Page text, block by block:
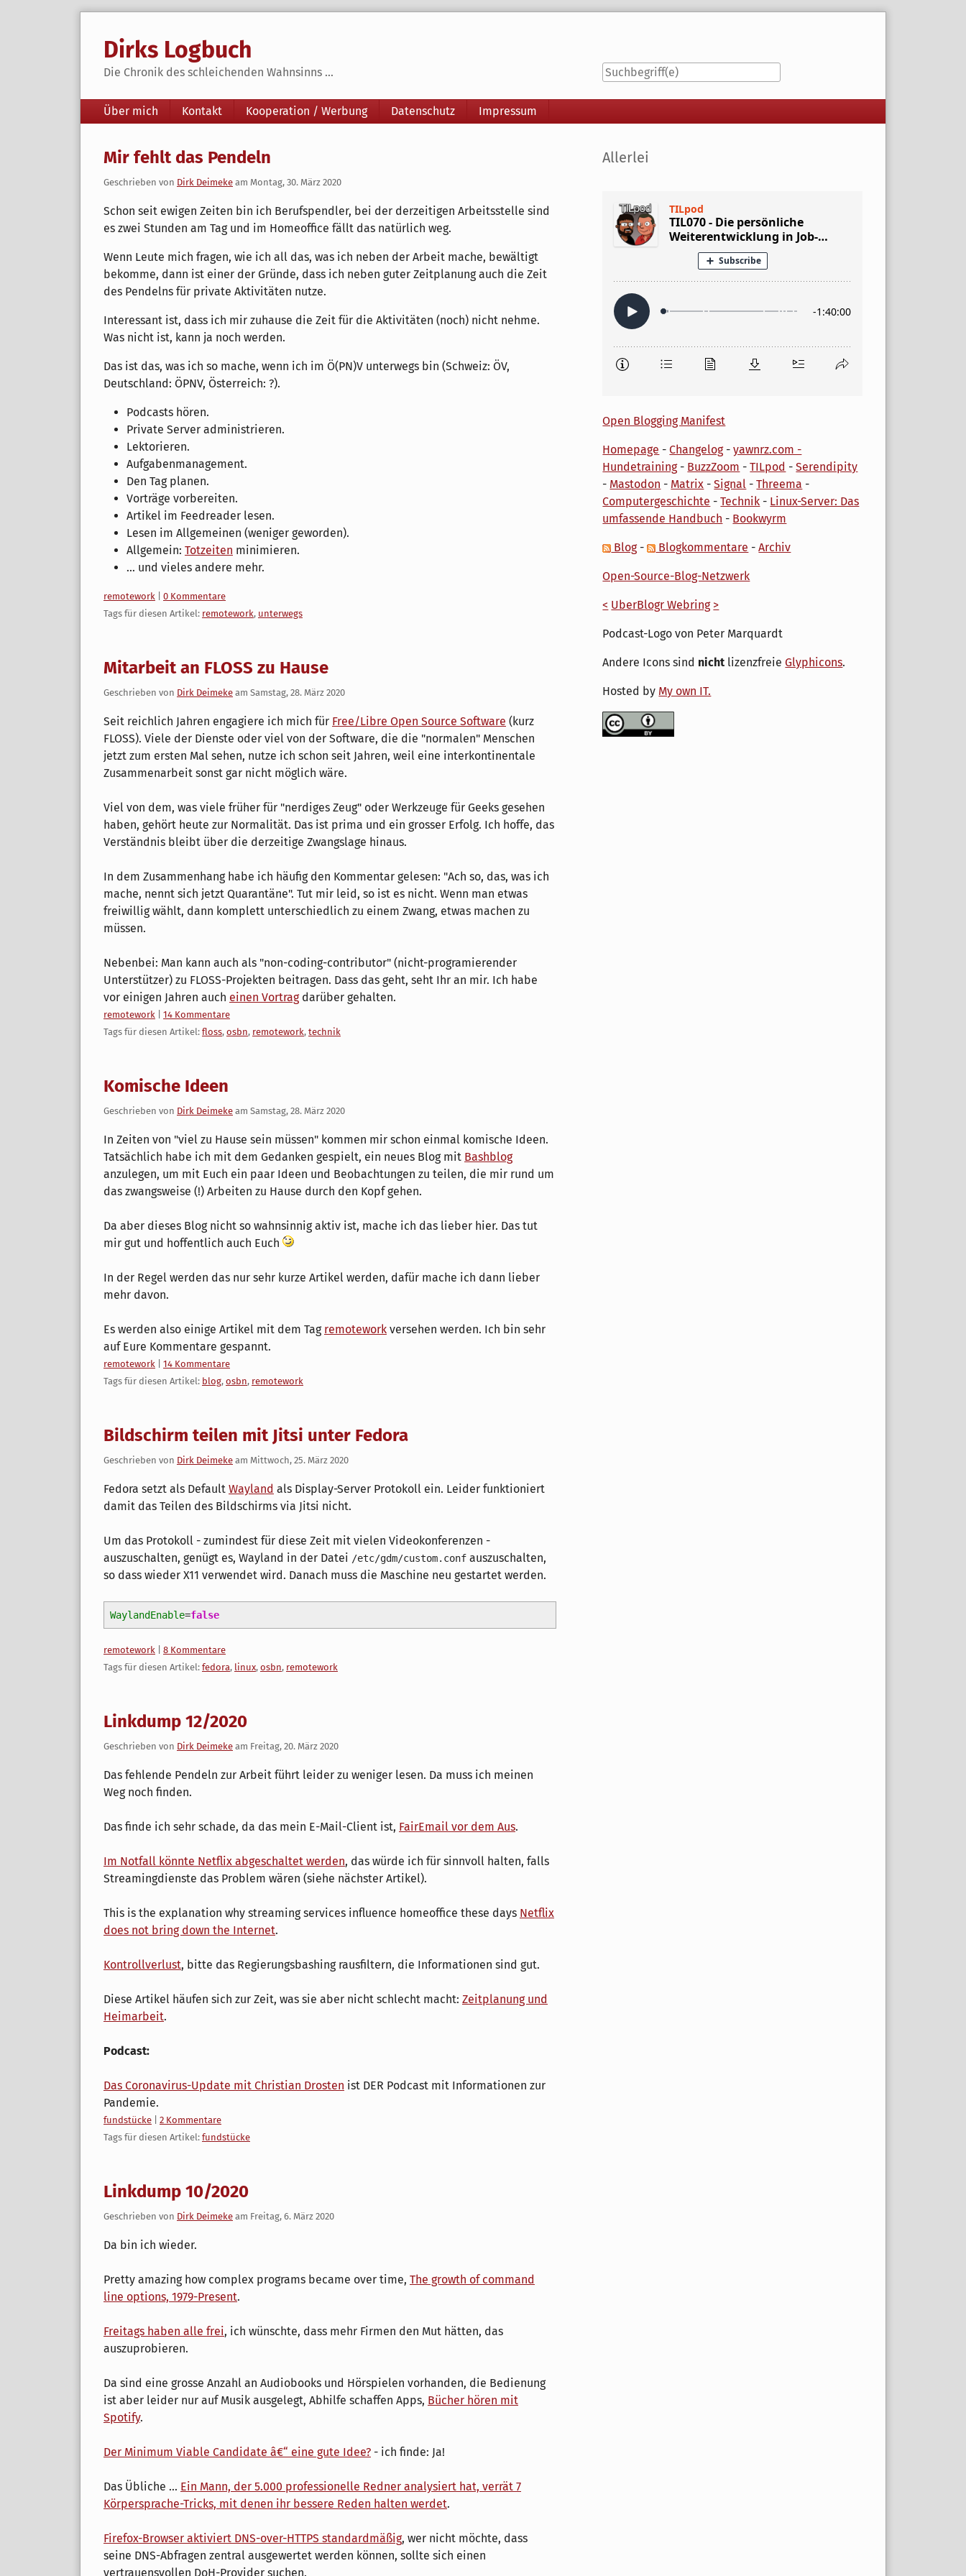
Dirks Logbuch
Die Chronik des schleichenden Wahnsinns ...
Navigation
Über mich Kontakt Kooperation / Werbung Datenschutz Impressum
Mir fehlt das Pendeln
Geschrieben von Dirk Deimeke am Montag, 30. März 2020
Schon seit ewigen Zeiten bin ich Berufspendler, bei der derzeitigen Arbeitsstelle sind
es zwei Stunden am Tag und im Homeoffice fällt das natürlich weg.
Wenn Leute mich fragen, wie ich all das, was ich neben der Arbeit mache, bewältigt
bekomme, dann ist einer der Gründe, dass ich neben guter Zeitplanung auch die Zeit
des Pendelns für private Aktivitäten nutze.
Interessant ist, dass ich mir zuhause die Zeit für die Aktivitäten (noch) nicht nehme.
Was nicht ist, kann ja noch werden.
Das ist das, was ich so mache, wenn ich im Ö(PN)V unterwegs bin (Schweiz: ÖV,
Deutschland: ÖPNV, Österreich: ?).
Podcasts hören.
Private Server administrieren.
Lektorieren.
Aufgabenmanagement.
Den Tag planen.
Vorträge vorbereiten.
Artikel im Feedreader lesen.
Lesen im Allgemeinen (weniger geworden).
Allgemein: Totzeiten minimieren.
... und vieles andere mehr.
Kategorien:
remotework
0 Kommentare
Tags für diesen Artikel: remotework, unterwegs
Mitarbeit an FLOSS zu Hause
Geschrieben von Dirk Deimeke am Samstag, 28. März 2020
Seit reichlich Jahren engagiere ich mich für Free/Libre Open Source Software (kurz
FLOSS). Viele der Dienste oder viel von der Software, die die "normalen" Menschen
jetzt zum ersten Mal sehen, nutze ich schon seit Jahren, weil eine interkontinentale
Zusammenarbeit sonst gar nicht möglich wäre.
Viel von dem, was viele früher für "nerdiges Zeug" oder Werkzeuge für Geeks gesehen
haben, gehört heute zur Normalität. Das ist prima und ein grosser Erfolg. Ich hoffe, das
Verständnis bleibt über die derzeitige Zwangslage hinaus.
In dem Zusammenhang habe ich häufig den Kommentar gelesen: "Ach so, das, was ich
mache, nennt sich jetzt Quarantäne". Tut mir leid, so ist es nicht. Wenn man etwas
freiwillig wählt, dann komplett unterschiedlich zu einem Zwang, etwas machen zu
müssen.
Nebenbei: Man kann auch als "non-coding-contributor" (nicht-programierender
Unterstützer) zu FLOSS-Projekten beitragen. Dass das geht, seht Ihr an mir. Ich habe
vor einigen Jahren auch einen Vortragdarüber gehalten.
Kategorien:
remotework
14 Kommentare
Tags für diesen Artikel: floss, osbn, remotework, technik
Komische Ideen
Geschrieben von Dirk Deimeke am Samstag, 28. März 2020
In Zeiten von "viel zu Hause sein müssen" kommen mir schon einmal komische Ideen.
Tatsächlich habe ich mit dem Gedanken gespielt, ein neues Blog mit Bashblog
anzulegen, um mit Euch ein paar Ideen und Beobachtungen zu teilen, die mir rund um
das zwangsweise (!) Arbeiten zu Hause durch den Kopf gehen.
Da aber dieses Blog nicht so wahnsinnig aktiv ist, mache ich das lieber hier. Das tut
mir gut und hoffentlich auch Euch
In der Regel werden das nur sehr kurze Artikel werden, dafür mache ich dann lieber
mehr davon.
Es werden also einige Artikel mit dem Tag remotework versehen werden. Ich bin sehr
auf Eure Kommentare gespannt.
Kategorien:
remotework
14 Kommentare
Tags für diesen Artikel: blog, osbn, remotework
Bildschirm teilen mit Jitsi unter Fedora
Geschrieben von Dirk Deimeke am Mittwoch, 25. März 2020
Fedora setzt als Default Wayland als Display-Server Protokoll ein. Leider funktioniert
damit das Teilen des Bildschirms via Jitsi nicht.
Um das Protokoll - zumindest für diese Zeit mit vielen Videokonferenzen -
auszuschalten, genügt es, Wayland in der Datei /etc/gdm/custom.conf auszuschalten,
so dass wieder X11 verwendet wird. Danach muss die Maschine neu gestartet werden.
WaylandEnable=false
Kategorien:
remotework
8 Kommentare
Tags für diesen Artikel: fedora, linux, osbn, remotework
Linkdump 12/2020
Geschrieben von Dirk Deimeke am Freitag, 20. März 2020
Das fehlende Pendeln zur Arbeit führt leider zu weniger lesen. Da muss ich meinen
Weg noch finden.
Das finde ich sehr schade, da das mein E-Mail-Client ist, FairEmail vor dem Aus.
Im Notfall könnte Netflix abgeschaltet werden, das würde ich für sinnvoll halten, falls
Streamingdienste das Problem wären (siehe nächster Artikel).
This is the explanation why streaming services influence homeoffice these days Netflix
does not bring down the Internet.
Kontrollverlust, bitte das Regierungsbashing rausfiltern, die Informationen sind gut.
Diese Artikel häufen sich zur Zeit, was sie aber nicht schlecht macht: Zeitplanung und
Heimarbeit.
Podcast:
Das Coronavirus-Update mit Christian Drosten ist DER Podcast mit Informationen zur
Pandemie.
Kategorien:
fundstücke
2 Kommentare
Tags für diesen Artikel: fundstücke
Linkdump 10/2020
Geschrieben von Dirk Deimeke am Freitag, 6. März 2020
Da bin ich wieder.
Pretty amazing how complex programs became over time, The growth of command
line options, 1979-Present.
Freitags haben alle frei, ich wünschte, dass mehr Firmen den Mut hätten, das
auszuprobieren.
Da sind eine grosse Anzahl an Audiobooks und Hörspielen vorhanden, die Bedienung
ist aber leider nur auf Musik ausgelegt, Abhilfe schaffen Apps, Bücher hören mit
Spotify.
Der Minimum Viable Candidate â€“ eine gute Idee? - ich finde: Ja!
Das Übliche ... Ein Mann, der 5.000 professionelle Redner analysiert hat, verrät 7
Körpersprache-Tricks, mit denen ihr bessere Reden halten werdet.
Firefox-Browser aktiviert DNS-over-HTTPS standardmäßig, wer nicht möchte, dass
seine DNS-Abfragen zentral ausgewertet werden können, sollte sich einen
vertrauensvollen DoH-Provider suchen.
Seitenleiste
Allerlei
Open Blogging Manifest
Homepage -Changelog-yawnrz.com -
Hundetraining- BuzzZoom -TILpod -Serendipity
- Mastodon - Matrix -Signal -Threema -
Computergeschichte -Technik - Linux-Server: Das
umfassende Handbuch - Bookwyrm
Blog- Blogkommentare -Archiv
Open-Source-Blog-Netzwerk
< UberBlogr Webring >
Podcast-Logo von Peter Marquardt
Andere Icons sind nicht lizenzfreieGlyphicons.
Hosted by My own IT.